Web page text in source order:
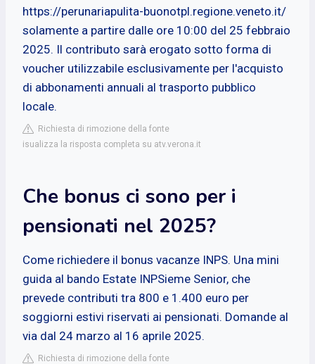
https://perunariapulita-buonotpl.regione.veneto.it/
solamente a partire dalle ore 10:00 del 25 febbraio
2025. Il contributo sarà erogato sotto forma di
voucher utilizzabile esclusivamente per l'acquisto
di abbonamenti annuali al trasporto pubblico
locale.
Richiesta di rimozione della fonte
isualizza la risposta completa su atv.verona.it
Che bonus ci sono per i
pensionati nel 2025?
Come richiedere il bonus vacanze INPS. Una mini
guida al bando Estate INPSieme Senior, che
prevede contributi tra 800 e 1.400 euro per
soggiorni estivi riservati ai pensionati. Domande al
via dal 24 marzo al 16 aprile 2025.
Richiesta di rimozione della fonte